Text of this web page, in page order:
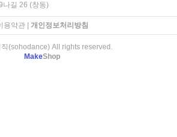
나길 26 (창동)
용약관| 개인정보처리방침
(sohodance) All rights reserved.
MakeShop